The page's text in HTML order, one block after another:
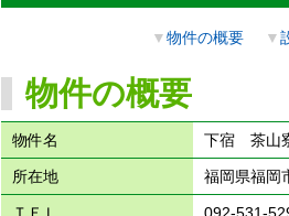
▼物件の概要 ▼
物件の概要
物件名 下宿 茶山
所在地 福岡県福岡
ＴＥＬ 092-531-